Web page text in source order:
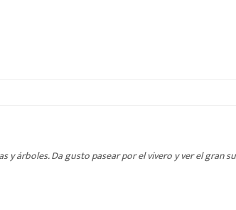
y árboles. Da gusto pasear por el vivero y ver el